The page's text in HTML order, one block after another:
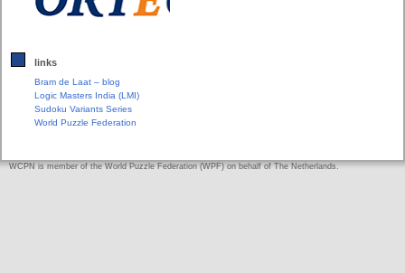
links
Bram de Laat – blog
Logic Masters India (LMI)
Sudoku Variants Series
World Puzzle Federation
WCPN is member of the World Puzzle Federation (WPF) on behalf of The Netherlands.